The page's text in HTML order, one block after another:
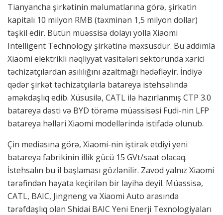
Tianyancha şirkətinin məlumatlarına görə, şirkətin
kapitalı 10 milyon RMB (təxminən 1,5 milyon dollar)
təşkil edir. Bütün müəssisə dolayı yolla Xiaomi
Intelligent Technology şirkətinə məxsusdur. Bu addımla
Xiaomi elektrikli nəqliyyat vasitələri sektorunda xarici
təchizatçılardan asılılığını azaltmağı hədəfləyir. İndiyə
qədər şirkət təchizatçılarla batareya istehsalında
əməkdaşlıq edib. Xüsusilə, CATL ilə hazırlanmış CTP 3.0
batareya dəsti və BYD törəmə müəssisəsi Fudi-nin LFP
batareya həlləri Xiaomi modellərində istifadə olunub.
Çin mediasına görə, Xiaomi-nin iştirak etdiyi yeni
batareya fabrikinin illik gücü 15 GVt/saat olacaq.
İstehsalın bu il başlaması gözlənilir. Zavod yalnız Xiaomi
tərəfindən həyata keçirilən bir layihə deyil. Müəssisə,
CATL, BAIC, Jingneng və Xiaomi Auto arasında
tərəfdaşlıq olan Shidai BAIC Yeni Enerji Texnologiyaları